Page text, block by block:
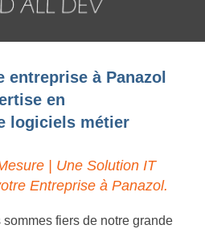
entreprise à Panazol
en
logiciels métier
| Une Solution IT
Entreprise à Panazol.
fiers de notre grande